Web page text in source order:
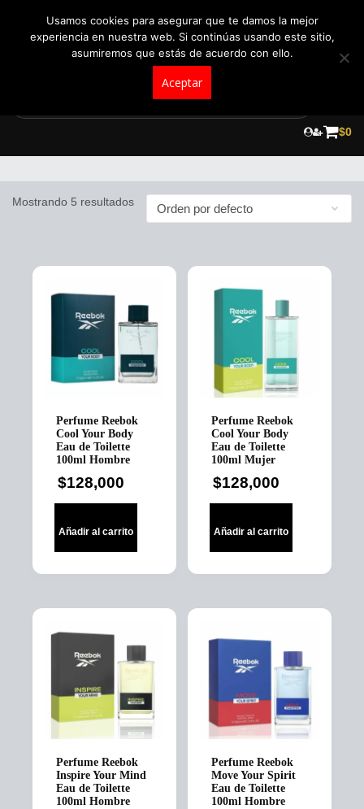
$0
Mostrando 5 resultados
Perfume Reebok
Cool Your Body
Eau de Toilette
100ml Hombre
$128,000
Añadir al carrito
Perfume Reebok
Cool Your Body
Eau de Toilette
100ml Mujer
$128,000
Añadir al carrito
Perfume Reebok
Inspire Your Mind
Eau de Toilette
100ml Hombre
Perfume Reebok
Move Your Spirit
Eau de Toilette
100ml Hombre
Usamos cookies para asegurar que te damos la mejor
experiencia en nuestra web. Si continúas usando este sitio,
asumiremos que estás de acuerdo con ello.
Aceptar